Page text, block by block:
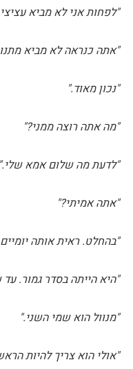
"לפחות אני לא מביא
"אתה כנראה לא מביא
"נכון מאוד."
"מה אתה רוצה ממני?"
"לדעת מה שלום אמא שלי."
"אתה אמיתי?"
"בהחלט. ראית אותה
"היא הייתה בסדר גמור.
"מנוול הוא שמי השני."
"אולי הוא צריך להיות